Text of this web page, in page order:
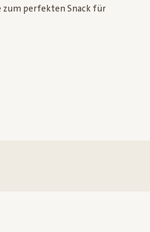
zum perfekten Snack für